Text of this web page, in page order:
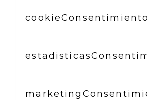
cookieConsentimiento